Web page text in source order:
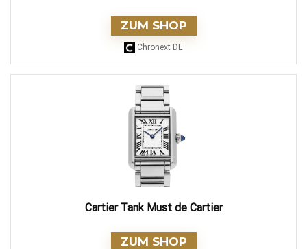
ZUM SHOP
Chronext DE
Cartier Tank Must de Cartier
ZUM SHOP